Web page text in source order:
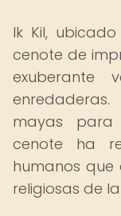
Ik Kil,
cenote de
exuberante
mayas para
cenote ha
humanos
religiosas de